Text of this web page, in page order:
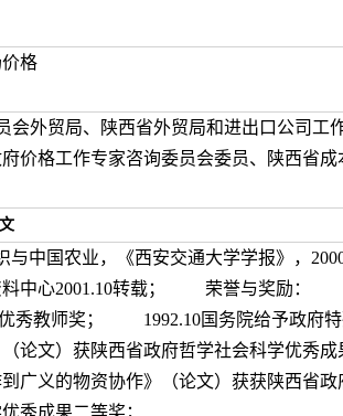
格
员会外贸局、陕西省外贸局和进出口
价格工作专家咨询委员会委员、陕西省成
国农业，《西安交通大学学报》，
料中心2001.10转载； 荣誉与奖励
优秀教师奖； 1992.10国务院给予
（论文）获陕西省政府哲学社会科学优
广义的物资协作》（论文）获获陕西
秀成果二等奖；